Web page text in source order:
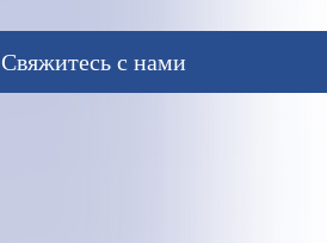
Свяжитесь с нами